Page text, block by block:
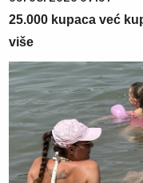
25.000 kupaca već
više